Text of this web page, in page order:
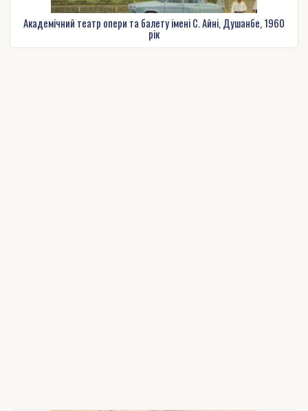
Академічний театр опери та балету імені С. Айні, Душанбе, 1960
рік